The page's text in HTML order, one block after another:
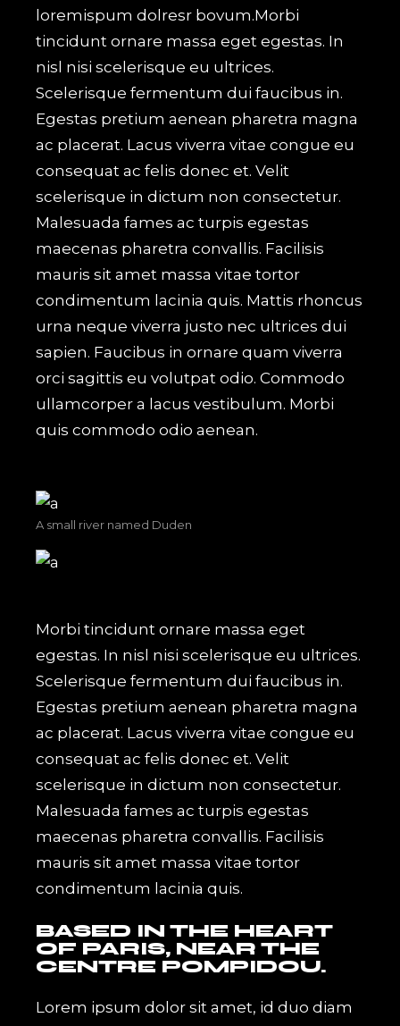
loremispum dolresr bovum.Morbi
tincidunt ornare massa eget egestas. In
nisl nisi scelerisque eu ultrices.
Scelerisque fermentum dui faucibus in.
Egestas pretium aenean pharetra magna
ac placerat. Lacus viverra vitae congue eu
consequat ac felis donec et. Velit
scelerisque in dictum non consectetur.
Malesuada fames ac turpis egestas
maecenas pharetra convallis. Facilisis
mauris sit amet massa vitae tortor
condimentum lacinia quis. Mattis rhoncus
urna neque viverra justo nec ultrices dui
sapien. Faucibus in ornare quam viverra
orci sagittis eu volutpat odio. Commodo
ullamcorper a lacus vestibulum. Morbi
quis commodo odio aenean.
A small river named Duden
Morbi tincidunt ornare massa eget
egestas. In nisl nisi scelerisque eu ultrices.
Scelerisque fermentum dui faucibus in.
Egestas pretium aenean pharetra magna
ac placerat. Lacus viverra vitae congue eu
consequat ac felis donec et. Velit
scelerisque in dictum non consectetur.
Malesuada fames ac turpis egestas
maecenas pharetra convallis. Facilisis
mauris sit amet massa vitae tortor
condimentum lacinia quis.
BASED IN THE HEART
OF PARIS, NEAR THE
CENTRE POMPIDOU.
Lorem ipsum dolor sit amet, id duo diam